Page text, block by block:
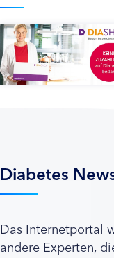
Diabetes
Das Internetportal
andere Experten,